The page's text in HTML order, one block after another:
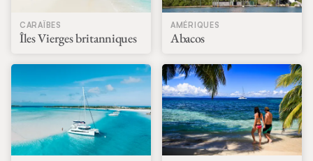
CARAÏBES
Îles Vierges britanniques
AMÉRIQUES
Abacos